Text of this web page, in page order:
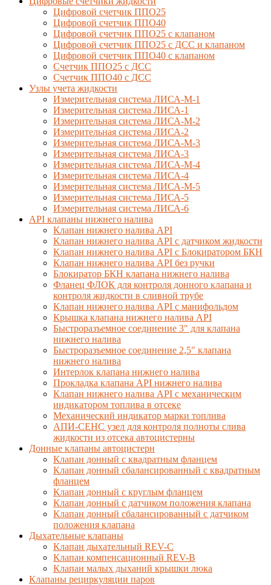
Цифровой счетчик ППО25
Цифровой счетчик ППО40
Цифровой счетчик ППО25 с клапаном
Цифровой счетчик ППО25 с ДСС и клапаном
Цифровой счетчик ППО40 с клапаном
Счетчик ППО25 с ДСС
Счетчик ППО40 с ДСС
Узлы учета жидкости
Измерительная система ЛИСА-М-1
Измерительная система ЛИСА-1
Измерительная система ЛИСА-М-2
Измерительная система ЛИСА-2
Измерительная система ЛИСА-М-3
Измерительная система ЛИСА-3
Измерительная система ЛИСА-М-4
Измерительная система ЛИСА-4
Измерительная система ЛИСА-М-5
Измерительная система ЛИСА-5
Измерительная система ЛИСА-6
API клапаны нижнего налива
Клапан нижнего налива API
Клапан нижнего налива API с датчиком жидкости
Клапан нижнего налива API с Блокиратором БКН
Клапан нижнего налива API без ручки
Блокиратор БКН клапана нижнего налива
Фланец ФЛОК для контроля донного клапана и
контроля жидкости в сливной трубе
Клапан нижнего налива API с манифольдом
Крышка клапана нижнего налива API
Быстроразъемное соединение 3" для клапана
нижнего налива
Быстроразъемное соединение 2,5" клапана
нижнего налива
Интерлок клапана нижнего налива
Прокладка клапана API нижнего налива
Клапан нижнего налива API с механическим
индикатором топлива в отсеке
Механический индикатор марки топлива
АПИ-СЕНС узел для контроля полноты слива
жидкости из отсека автоцистерны
Донные клапаны автоцистерн
Клапан донный с квадратным фланцем
Клапан донный сбалансированный с квадратным
фланцем
Клапан донный с круглым фланцем
Клапан донный с датчиком положения клапана
Клапан донный сбалансированный с датчиком
положения клапана
Дыхательные клапаны
Клапан дыхательный REV-C
Клапан компенсационный REV-B
Клапан малых дыханий крышки люка
Клапаны рециркуляции паров